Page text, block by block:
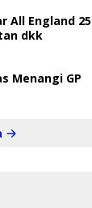
All England 25
dkk
Menangi GP